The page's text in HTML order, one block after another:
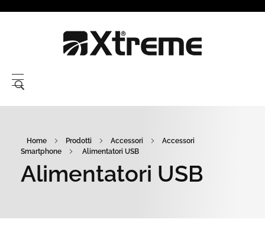
Home Prodotti Accessori
Accessori
Smartphone
Alimentatori USB
Alimentatori USB